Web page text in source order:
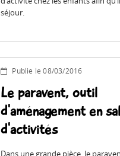
séjour.
Publié le 08/03/2016
Le paravent, outil
d'aménagement en
d'activités
Dans une grande pièce, le